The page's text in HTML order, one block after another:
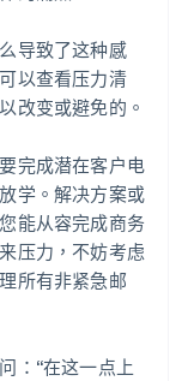
导致了这种感
以查看压力清
改变或避免的。
完成潜在客户电
学。解决方案或
能从容完成商务
压力，不妨考虑
所有非紧急邮
：“在这一点上